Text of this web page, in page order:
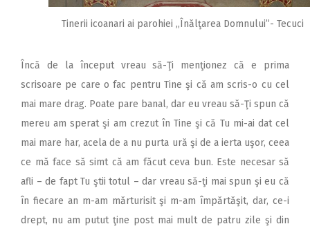
Tinerii icoanari ai parohiei ,,Înălţarea Domnului”- Tecuci
Încă de la început vreau să-Ţi menţionez că e prima
scrisoare pe care o fac pentru Tine şi că am scris-o cu cel
mai mare drag. Poate pare banal, dar eu vreau să-Ţi spun că
mereu am sperat şi am crezut în Tine şi că Tu mi-ai dat cel
mai mare har, acela de a nu purta ură şi de a ierta uşor, ceea
ce mă face să simt că am făcut ceva bun. Este necesar să
afli – de fapt Tu ştii totul – dar vreau să-ţi mai spun şi eu că
în fiecare an m-am mărturisit şi m-am împărtăşit, dar, ce-i
drept, nu am putut ţine post mai mult de patru zile şi din